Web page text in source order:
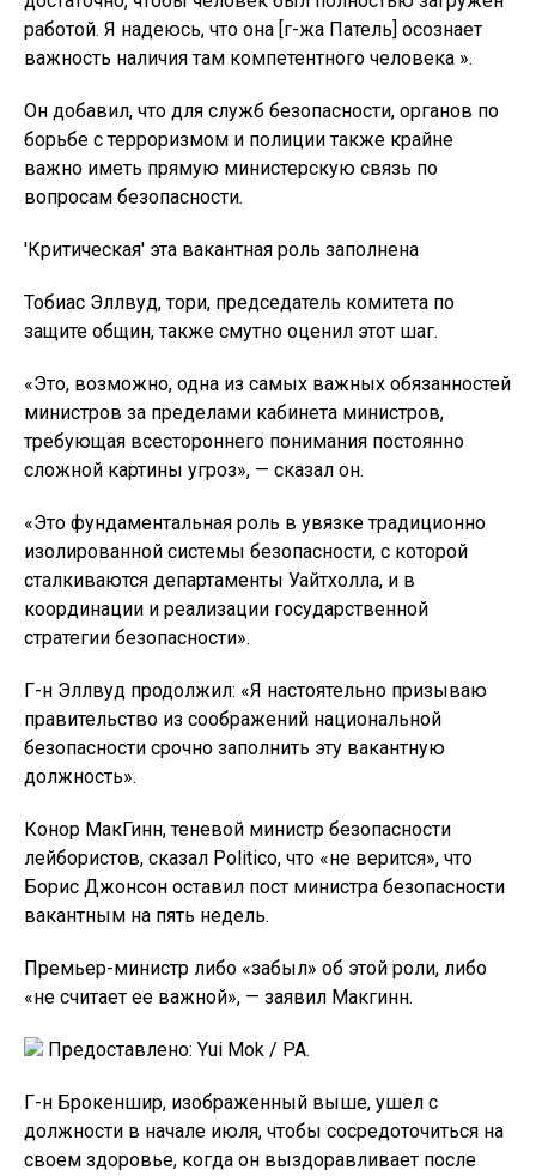
работой. Я надеюсь, что она [г-жа Патель] осознает
важность наличия там компетентного человека ».
Он добавил, что для служб безопасности, органов по
борьбе с терроризмом и полиции также крайне
важно иметь прямую министерскую связь по
вопросам безопасности.
'Критическая' эта вакантная роль заполнена
Тобиас Эллвуд, тори, председатель комитета по
защите общин, также смутно оценил этот шаг.
«Это, возможно, одна из самых важных обязанностей
министров за пределами кабинета министров,
требующая всестороннего понимания постоянно
сложной картины угроз», — сказал он.
«Это фундаментальная роль в увязке традиционно
изолированной системы безопасности, с которой
сталкиваются департаменты Уайтхолла, и в
координации и реализации государственной
стратегии безопасности».
Г-н Эллвуд продолжил: «Я настоятельно призываю
правительство из соображений национальной
безопасности срочно заполнить эту вакантную
должность».
Конор МакГинн, теневой министр безопасности
лейбористов, сказал Politico, что «не верится», что
Борис Джонсон оставил пост министра безопасности
вакантным на пять недель.
Премьер-министр либо «забыл» об этой роли, либо
«не считает ее важной», — заявил Макгинн.
Предоставлено: Yui Mok / PA.
Г-н Брокеншир, изображенный выше, ушел с
должности в начале июля, чтобы сосредоточиться на
своем здоровье, когда он выздоравливает после